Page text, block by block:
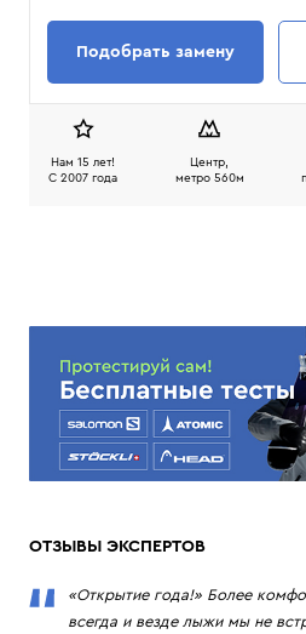
Подобрать замену
Нам 15 лет!
C 2007 года
Центр,
метро 560м
ОТЗЫВЫ ЭКСПЕРТОВ
«Открытие года!» Более
всегда и везде лыжи мы не